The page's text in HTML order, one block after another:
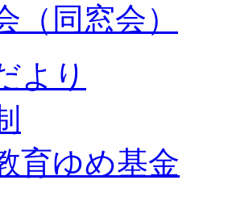
（同窓会）
より
育ゆめ基金